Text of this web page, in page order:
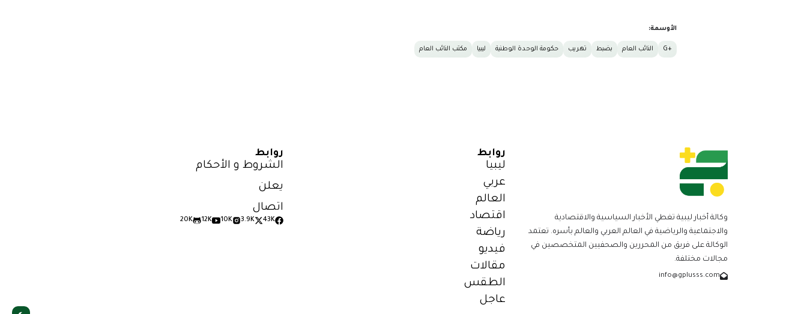
الأوسمة:
+G النائب العام بضبط تهريب حكومة الوحدة الوطنية ليبيا مكتب النائب العام
وكالة أخبار ليبية تغطي الأخبار السياسية والاقتصادية
والاجتماعية والرياضية في العالم العربي والعالم بأسره. تعتمد
الوكالة على فريق من المحررين والصحفيين المتخصصين في
مجالات مختلفة.
info@gplusss.com
روابط
ليبيا
عربي
العالم
اقتصاد
رياضة
فيديو
مقالات
الطقس
عاجل
روابط
الشروط و الأحكام
يعلن
اتصال
43K
3.9K
10K
12K
20K